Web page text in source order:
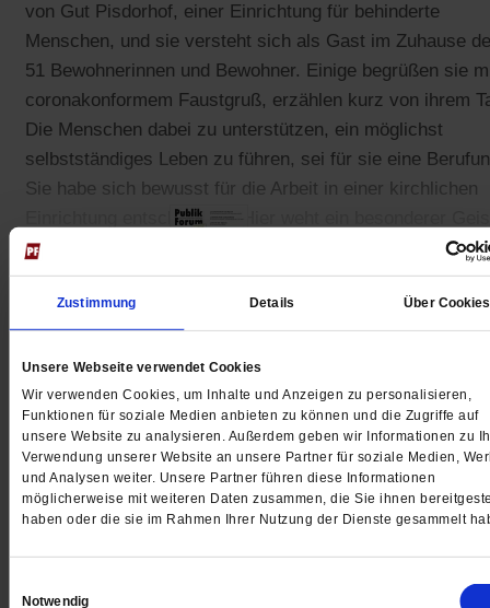
Zustimmung Details Über Cookies
Unsere Webseite verwendet Cookies
Wir verwenden Cookies, um Inhalte und Anzeigen zu personalisieren,
Funktionen für soziale Medien anbieten zu können und die Zugriffe auf
unsere Website zu analysieren. Außerdem geben wir Informationen zu
Verwendung unserer Website an unsere Partner für soziale Medien,
und Analysen weiter. Unsere Partner führen diese Informationen
möglicherweise mit weiteren Daten zusammen, die Sie ihnen
haben oder die sie im Rahmen Ihrer Nutzung der Dienste gesammelt
Notwendig
von Gut Pisdorhof, einer Einrichtung für behinderte
Menschen, und sie versteht sich als Gast im Zuhause
51 Bewohnerinnen und Bewohner. Einige begrüßen sie
coronakonformem Faustgruß, erzählen kurz von ihrem
Die Menschen dabei zu unterstützen, ein möglichst
selbstständiges Leben zu führen, sei für sie eine
Sie habe sich bewusst für die Arbeit in einer kirchlichen
Einrichtung entschieden: »Hier weht ein besonderer
sagt sie.
Gedruckt + Digital
Jetzt für 5 € testen